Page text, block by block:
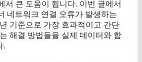
서 큰 도움이 됩니다. 이번 글에서
네트워크 연결 오류가 발생하는
기준으로 가장 효과적이고 간단
해결 방법들을 실제 데이터와 함
.